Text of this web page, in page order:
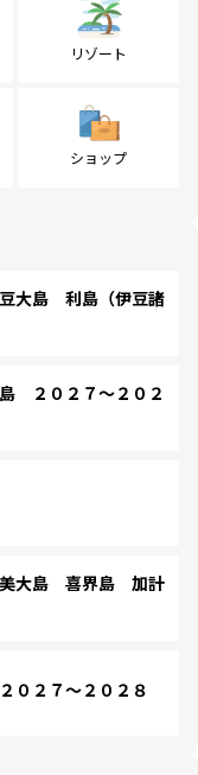
リゾート
ショップ
大島 利島（伊豆諸
２０２７～２０２
大島 喜界島 加計
２７～２０２８